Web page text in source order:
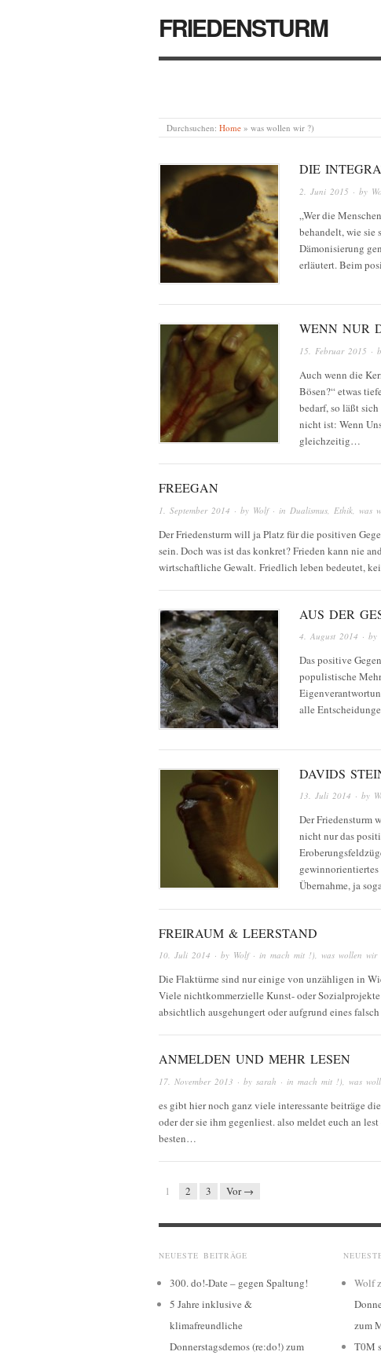
FRIEDENSTURM
Durchsuchen: Home » was wollen wir ?)
DIE
2. Juni 2015 · by
„Wer die
behandelt, wie sie
Dämonisierung
erläutert. Beim
WENN NUR
15. Februar 2015 ·
Auch wenn die
Bösen?“ etwas
bedarf, so läßt
nicht ist: Wenn
gleichzeitig…
FREEGAN
1. September 2014 · by Wolf· in Dualismus Ethik was
Der Friedensturm will ja Platz für die positiven
sein. Doch was ist das konkret? Frieden kann nie
wirtschaftliche Gewalt. Friedlich leben bedeutet,
AUS DER
4. August 2014 · by
Das positive
populistische
alle
DAVIDS
13. Juli 2014 · by
Der Friedensturm
nicht nur das
Übernahme, ja
FREIRAUM & LEERSTAND
10. Juli 2014 · by Wolf· in mach mit !), was wollen wir
Die Flaktürme sind nur einige von unzähligen in
Viele nichtkommerzielle Kunst- oder
absichtlich ausgehungert oder aufgrund eines
ANMELDEN UND MEHR LESEN
17. November 2013 · by sarah · in mach mit !) was
es gibt hier noch ganz viele interessante beiträge
oder der sie ihm gegenliest. also meldet euch an
besten…
1 2 3 Vor →
NEUESTE BEITRÄGE
300. do!-Date – gegen Spaltung!
5 Jahre inklusive &
klimafreundliche
Donnerstagsdemos (re:do!) zum
Wolf
zum
T0M